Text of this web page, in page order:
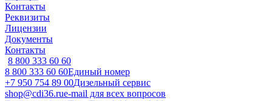
Контакты
Реквизиты
Лицензии
Документы
Контакты
8 800 333 60 60
8 800 333 60 60Единый номер
+7 950 754 89 00Дизельный сервис
shop@cdi36.rue-mail для всех вопросов